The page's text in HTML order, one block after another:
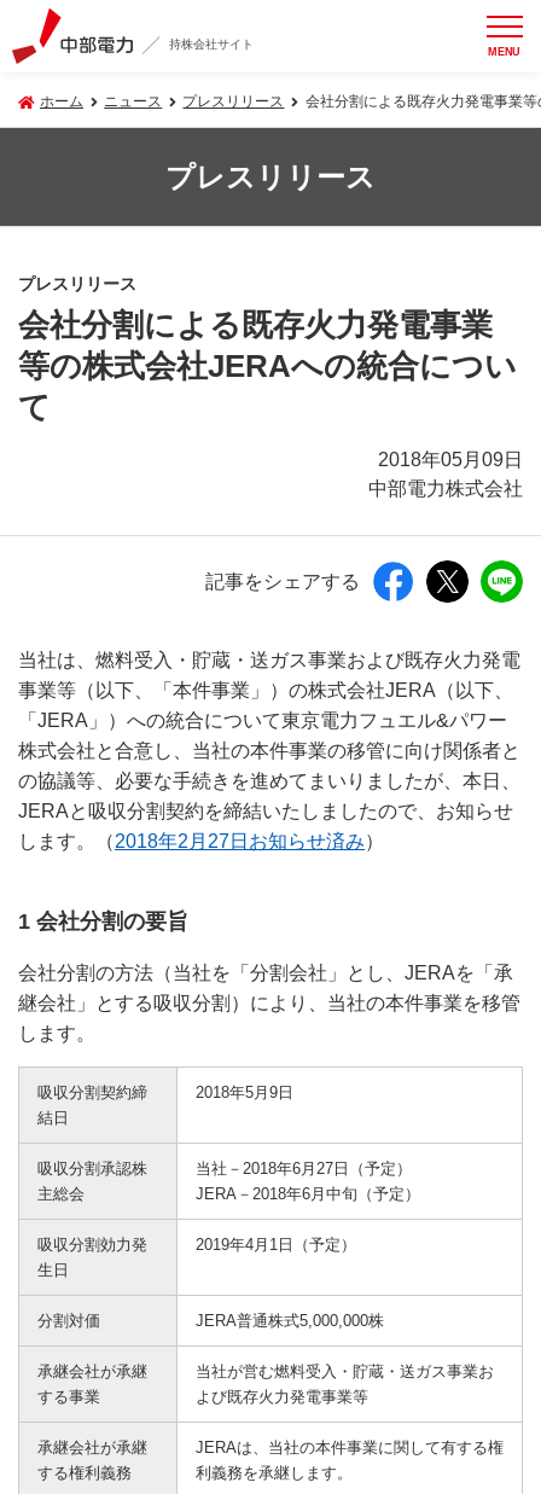
持株会社サイト MENU
ホーム ニュース プレスリリース 会社分割による既存火力発電事業
プレスリリース
プレスリリース
会社分割による既存火力発電事業
等の株式会社JERAへの統合につい
て
2018年05月09日
中部電力株式会社
記事をシェアする
当社は、燃料受入・貯蔵・送ガス事業および既存火力発電
事業等（以下、「本件事業」）の株式会社JERA（以下、
「JERA」）への統合について東京電力フュエル&パワー
株式会社と合意し、当社の本件事業の移管に向け関係者と
の協議等、必要な手続きを進めてまいりましたが、本日、
JERAと吸収分割契約を締結いたしましたので、お知らせ
します。（2018年2月27日お知らせ済み）
1 会社分割の要旨
会社分割の方法（当社を「分割会社」とし、JERAを「承
継会社」とする吸収分割）により、当社の本件事業を移管
します。
吸収分割契約締
結日
2018年5月9日
吸収分割承認株
主総会
当社－2018年6月27日（予定）
JERA－2018年6月中旬（予定）
吸収分割効力発
生日
2019年4月1日（予定）
分割対価 JERA普通株式5,000,000株
承継会社が承継
する事業
当社が営む燃料受入・貯蔵・送ガス事業お
よび既存火力発電事業等
承継会社が承継
する権利義務
JERAは、当社の本件事業に関して有する権
利義務を承継します。